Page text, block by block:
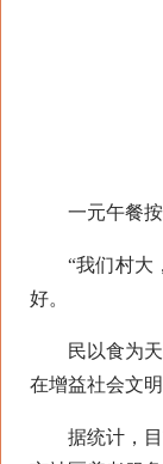
一元午餐按
“我们村大，
好。
民以食为天
在增益社会文
据统计，目前